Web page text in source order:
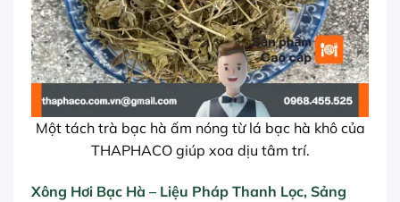
Một tách trà bạc hà ấm nóng từ lá bạc hà khô của
THAPHACO giúp xoa dịu tâm trí.
Xông Hơi Bạc Hà – Liệu Pháp Thanh Lọc, Sảng